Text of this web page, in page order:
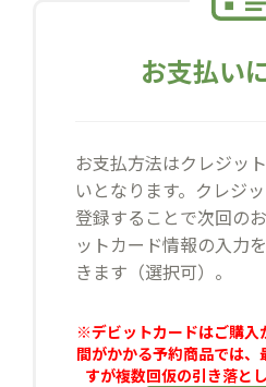
お支払い
お支払方法はクレジッ
いとなります。クレジ
登録することで次回の
ットカード情報の入力
きます（選択可）。
※デビットカードはご購入
間がかかる予約商品では、
すが複数回仮の引き落と